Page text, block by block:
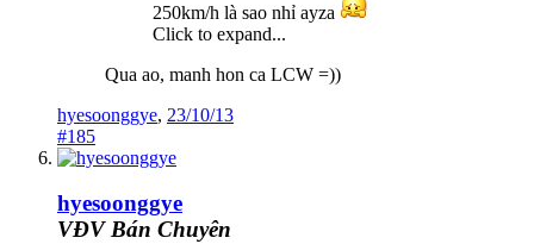
250km/h là sao nhỉ ayza
Click to expand...
Qua ao, manh hon ca LCW =))
hyesoonggye, 23/10/13
#185
hyesoonggye
VĐV Bán Chuyên